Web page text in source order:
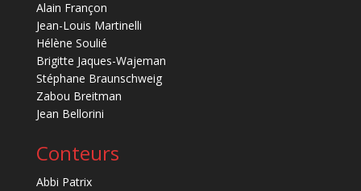
Alain Françon
Jean-Louis Martinelli
Hélène Soulié
Brigitte Jaques-Wajeman
Stéphane Braunschweig
Zabou Breitman
Jean Bellorini
Conteurs
Abbi Patrix